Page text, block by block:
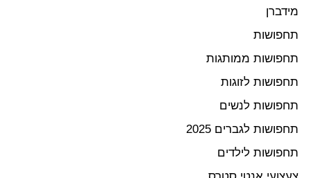
מידברן
תחפושות
תחפושות ממותגות
תחפושות לזוגות
תחפושות לנשים
תחפושות לגברים 2025
תחפושות לילדים